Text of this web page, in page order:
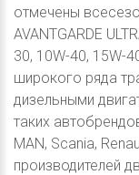
отмечены
AVANTGARDE
30, 10W-40, 15W-
широкого ряда
дизельными
таких
MAN, Scania,
производителей